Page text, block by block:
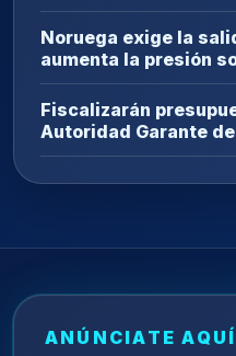
Noruega exige la
aumenta la presión
Fiscalizarán
Autoridad Garante
ANÚNCIATE AQUÍ